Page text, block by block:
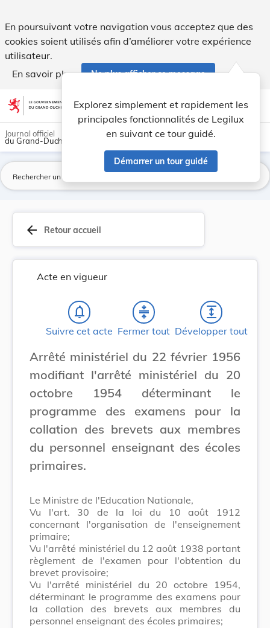
En poursuivant votre navigation vous acceptez que des
cookies soient utilisés afin d’améliorer votre expérience
utilisateur.
En savoir plus
Ne plus afficher ce message
Aller au contenu account_circle help Aide
Explorez simplement et rapidement les
principales fonctionnalités de Legilux
en suivant ce tour guidé.
Démarrer un tour guidé
light_mode dark_mode
Journal officiel
du Grand-Duché de Luxembourg
arrow_back Retour accueil
Acte en vigueur
notifications_none
Suivre cet acte
compress
Fermer tout
expand
Développer tout
Arrêté ministériel du 22 février 1956
modifiant l'arrêté ministériel du 20
octobre 1954 déterminant le
programme des examens pour la
collation des brevets aux membres
du personnel enseignant des écoles
primaires.
Le Ministre de l'Education Nationale,
Vu l'art. 30 de la loi du 10 août 1912
concernant l'organisation de l'enseignement
primaire;
Vu l'arrêté ministériel du 12 août 1938 portant
règlement de l'examen pour l'obtention du
brevet provisoire;
Vu l'arrêté ministériel du 20 octobre 1954,
déterminant le programme des examens pour
la collation des brevets aux membres du
personnel enseignant des écoles primaires;